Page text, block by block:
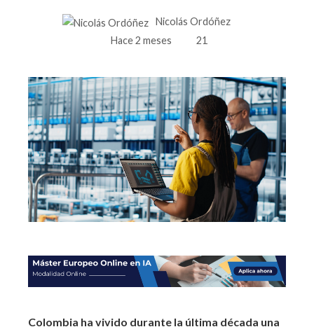
Nicolás Ordóñez
Hace 2 meses
21
Colombia ha vivido durante la última década una